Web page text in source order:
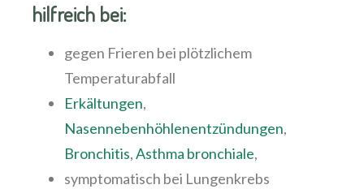
hilfreich bei:
gegen Frieren bei plötzlichem
Temperaturabfall
Erkältungen,
Nasennebenhöhlenentzündungen,
Bronchitis,Asthma bronchiale,
symptomatisch bei Lungenkrebs